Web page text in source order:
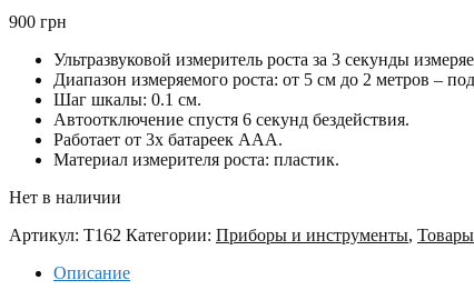
900 грн
Ультразвуковой измеритель роста за 3 секунды
Диапазон измеряемого роста: от 5 см до 2 метров –
Шаг шкалы: 0.1 см.
Автоотключение спустя 6 секунд бездействия.
Работает от 3х батареек ААА.
Материал измерителя роста: пластик.
Нет в наличии
Артикул: T162 Категории: Приборы и инструменты, Товары
Описание